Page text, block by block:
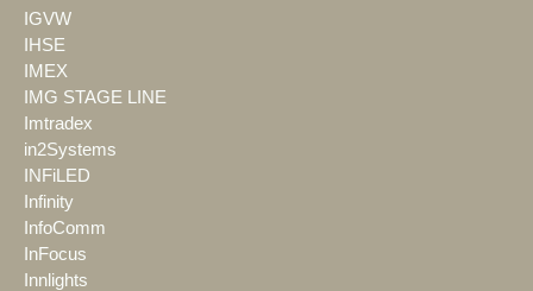
IGVW
IHSE
IMEX
IMG STAGE LINE
Imtradex
in2Systems
INFiLED
Infinity
InfoComm
InFocus
Innlights